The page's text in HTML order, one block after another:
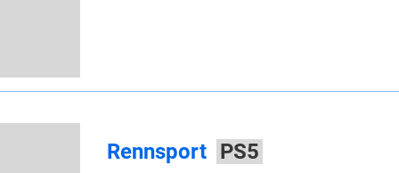
Rennsport PS5